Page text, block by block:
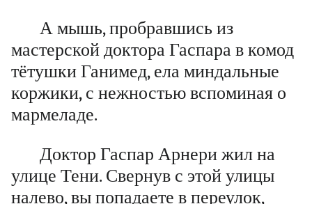
А мышь, пробравшись из
мастерской доктора Гаспара в комод
тётушки Ганимед, ела миндальные
коржики, с нежностью вспоминая о
мармеладе.
Доктор Гаспар Арнери жил на
улице Тени. Свернув с этой улицы
налево, вы попадаете в переулок,